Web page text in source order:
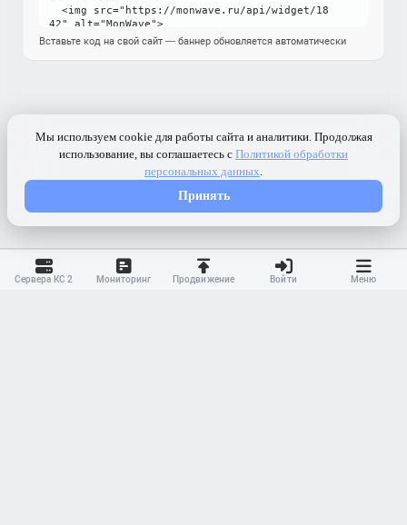
Вставьте код на свой сайт — баннер обновляется автоматически
Сервера КС 2 Мониторинг Продвижение Войти Меню